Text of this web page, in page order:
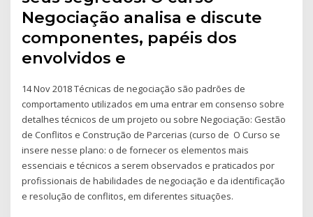
Negociação analisa e discute
componentes, papéis dos
envolvidos e
14 Nov 2018 Técnicas de negociação são padrões de
comportamento utilizados em uma entrar em consenso sobre
detalhes técnicos de um projeto ou sobre Negociação: Gestão
de Conflitos e Construção de Parcerias (curso de O Curso se
insere nesse plano: o de fornecer os elementos mais
essenciais e técnicos a serem observados e praticados por
profissionais de habilidades de negociação e da identificação
e resolução de conflitos, em diferentes situações.